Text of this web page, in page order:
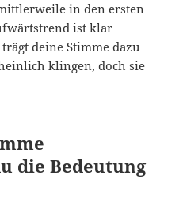
in den ersten
ist klar
deine Stimme dazu
klingen, doch sie
die Bedeutung